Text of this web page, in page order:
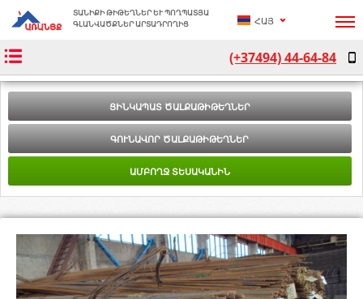
ՏԱՆԻՔԻ ԹԻԹԵՂՆԵՐ ԵՒ ՊՈՂՊԱՏՅԱ Գ
ԼԱՆՎԱԾՔՆԵՐ ԱՐՏԱԴՐՈՂԻՑ
ՀԱՅ
РУС
ENG
(+37494) 44-64-84
ՑԻՆԿԱՊԱՏ ԾԱԼՔԱԹԻԹԵՂՆԵՐ
ԳՈՒՆԱՎՈՐ ԾԱԼՔԱԹԻԹԵՂՆԵՐ
ԱՄԲՈՂՋ ՏԵՍԱԿԱՆԻՆ